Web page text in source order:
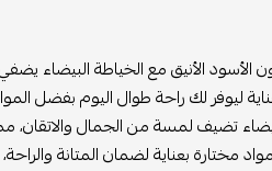
الأسود الأنيق مع الخياطة البيضاء
ليوفر لك راحة طوال اليوم بفضل
تضيف لمسة من الجمال والاتقان،
مختارة بعناية لضمان المتانة